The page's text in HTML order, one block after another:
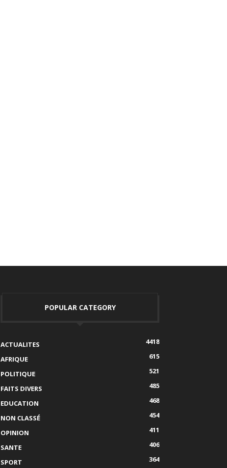
POPULAR CATEGORY
ACTUALITES
4418
AFRIQUE
615
POLITIQUE
521
FAITS DIVERS
485
EDUCATION
468
NON CLASSÉ
454
OPINION
411
SANTE
406
SPORT
364